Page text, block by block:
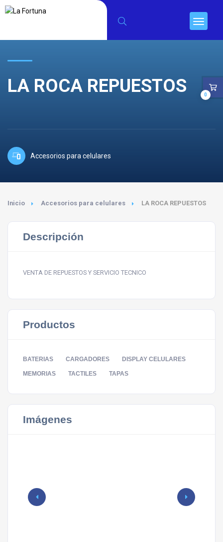
LA ROCA REPUESTOS
Accesorios para celulares
Inicio Accesorios para celulares LA ROCA REPUESTOS
Descripción
VENTA DE REPUESTOS Y SERVICIO TECNICO
Productos
BATERIAS CARGADORES DISPLAY CELULARES
MEMORIAS TACTILES TAPAS
Imágenes
0